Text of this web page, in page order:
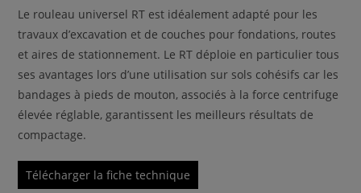
Le rouleau universel RT est idéalement adapté pour les
travaux d’excavation et de couches pour fondations, routes
et aires de stationnement. Le RT déploie en particulier tous
ses avantages lors d’une utilisation sur sols cohésifs car les
bandages à pieds de mouton, associés à la force centrifuge
élevée réglable, garantissent les meilleurs résultats de
compactage.
Télécharger la fiche technique